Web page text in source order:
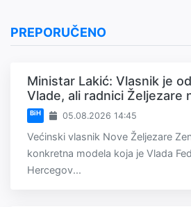
PREPORUČENO
Ministar Lakić: Vlasnik je
Vlade, ali radnici Željezare
BiH 05.08.2026 14:45
Većinski vlasnik Nove Željezare
konkretna modela koja je Vlada
Hercegov...